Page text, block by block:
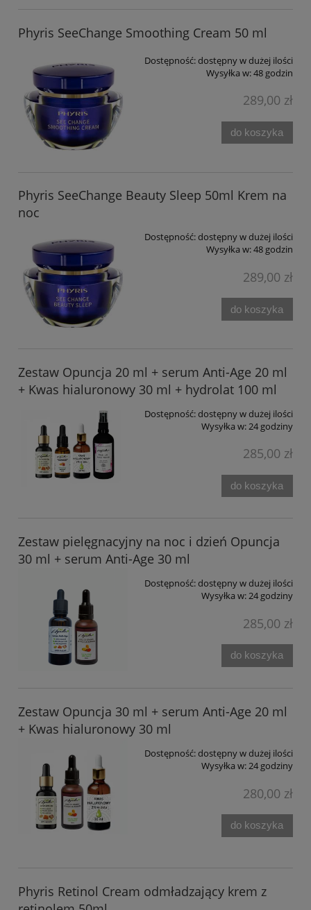
Phyris SeeChange Smoothing Cream 50 ml
Dostępność:dostępny w dużej ilości
Wysyłka w:48 godzin
289,00 zł
do koszyka
Phyris SeeChange Beauty Sleep 50ml Krem na
noc
Dostępność:dostępny w dużej ilości
Wysyłka w:48 godzin
289,00 zł
do koszyka
Zestaw Opuncja 20 ml + serum Anti-Age 20 ml
+ Kwas hialuronowy 30 ml + hydrolat 100 ml
Dostępność:dostępny w dużej ilości
Wysyłka w:24 godziny
285,00 zł
do koszyka
Zestaw pielęgnacyjny na noc i dzień Opuncja
30 ml + serum Anti-Age 30 ml
Dostępność:dostępny w dużej ilości
Wysyłka w:24 godziny
285,00 zł
do koszyka
Zestaw Opuncja 30 ml + serum Anti-Age 20 ml
+ Kwas hialuronowy 30 ml
Dostępność:dostępny w dużej ilości
Wysyłka w:24 godziny
280,00 zł
do koszyka
Phyris Retinol Cream odmładzający krem z